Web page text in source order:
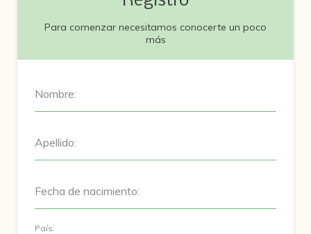
Para comenzar necesitamos conocerte un poco
más
Nombre:
Apellido:
Fecha de nacimiento:
País: